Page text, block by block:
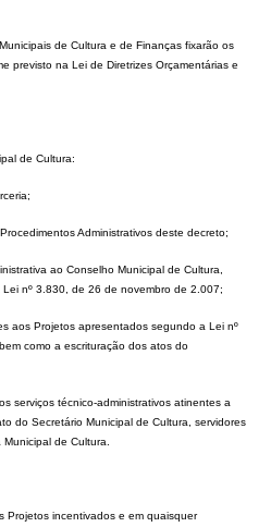
de Cultura e de Finanças fixarão os
previsto na Lei de Diretrizes Orçamentárias e
de Cultura:
Administrativos deste decreto;
ao Conselho Municipal de Cultura,
nº 3.830, de 26 de novembro de 2.007;
aos Projetos apresentados segundo a Lei nº
como a escrituração dos atos do
serviços técnico-administrativos atinentes a
do Secretário Municipal de Cultura, servidores
de Cultura.
Projetos incentivados e em quaisquer